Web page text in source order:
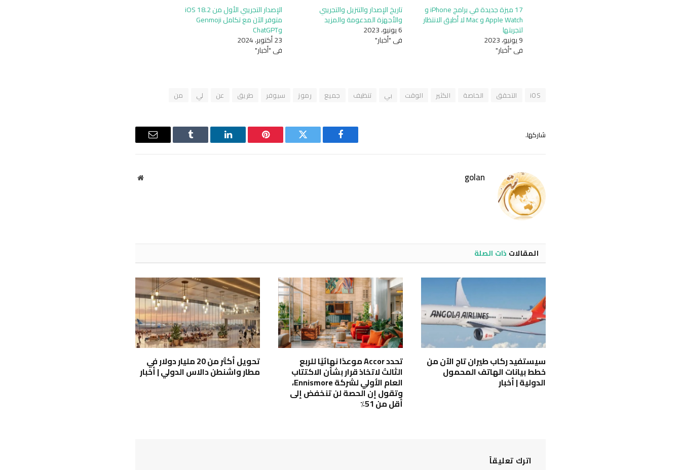
17 ميزة جديدة في برامج iPhone و
Apple Watch و Mac لا أطيق الانتظار
لتجربتها
9 يونيو، 2023
في "أخبار"
تاريخ الإصدار والتنزيل والتجريبي
والأجهزة المدعومة والمزيد
6 يونيو، 2023
في "أخبار"
الإصدار التجريبي الأول من iOS 18.2
متوفر الآن مع تكامل Genmoji
وChatGPT
23 أكتوبر، 2024
في "أخبار"
iOS التحقق الخاصة الكثير الوقت بي تنظيف جميع رموز سيوفر طريق عن لي من
شاركها.
فيسبوك تويتر بينتيريستلينكدإن Tumblr
البريد
golan
موقع
المقالات ذات الصلة
سيستفيد ركاب طيران تاج الآن من
خطط بيانات الهاتف المحمول
الدولية | أخبار
تحدد Accor موعدًا نهائيًا للربع
الثالث لاتخاذ قرار بشأن الاكتتاب
العام الأولي لشركة Ennismore،
وتقول إن الحصة لن تنخفض إلى
أقل من 51٪
تحويل أكثر من 20 مليار دولار في
مطار واشنطن دالاس الدولي | أخبار
اترك تعليقاً